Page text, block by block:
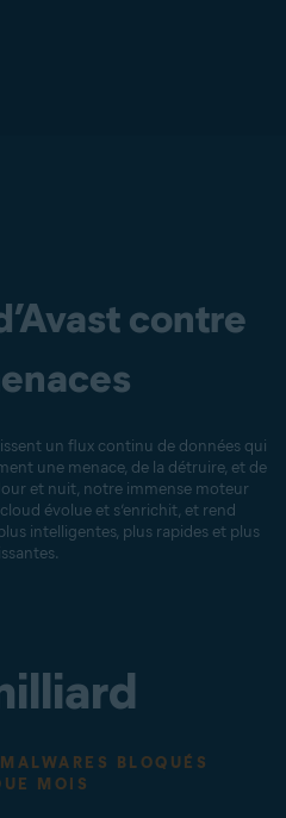
contre
un flux continu de données qui
une menace, de la détruire, et de
et nuit, notre immense moteur
évolue et s’enrichit, et rend
intelligentes, plus rapides et plus
BLOQUÉS
MOIS